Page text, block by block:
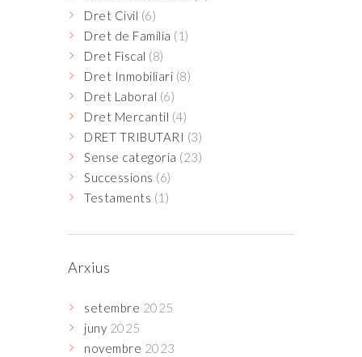
Dret Civil (6)
Dret de Família (1)
Dret Fiscal (8)
Dret Inmobiliari (8)
Dret Laboral (6)
Dret Mercantil (4)
DRET TRIBUTARI (3)
Sense categoria (23)
Successions (6)
Testaments (1)
Arxius
setembre 2025
juny 2025
novembre 2023